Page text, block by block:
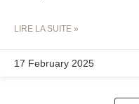
LIRE LA SUITE »
17 February 2025